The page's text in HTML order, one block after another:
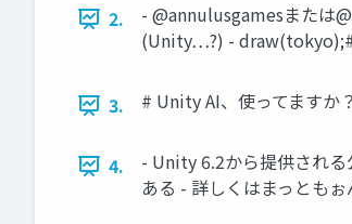
2.
- @annulusgamesまたは
(Unity…?) -
3. # Unity AI、使ってますか
4.
- Unity 6.2から提供され
ある - 詳しくはまっとも